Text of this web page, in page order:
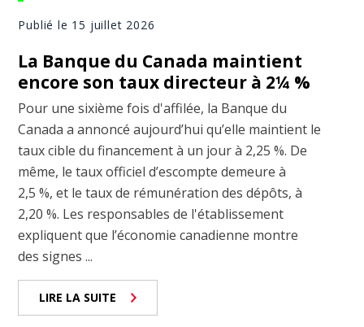
Publié le 15 juillet 2026
La Banque du Canada maintient
encore son taux directeur à 2¼ %
Pour une sixième fois d'affilée, la Banque du
Canada a annoncé aujourd’hui qu’elle maintient le
taux cible du financement à un jour à 2,25 %. De
même, le taux officiel d’escompte demeure à
2,5 %, et le taux de rémunération des dépôts, à
2,20 %. Les responsables de l'établissement
expliquent que l’économie canadienne montre
des signes ...
LIRE LA SUITE